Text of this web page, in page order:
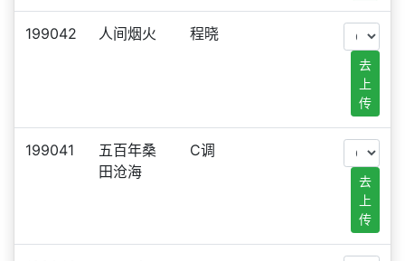
199042 人间烟火 程晓
去
上
传
199041
五百年桑
田沧海
C调
去
上
传